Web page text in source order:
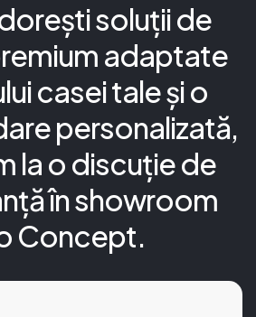
soluții de
adaptate
casei tale și o
personalizată,
la o discuție de
în showroom
Concept.